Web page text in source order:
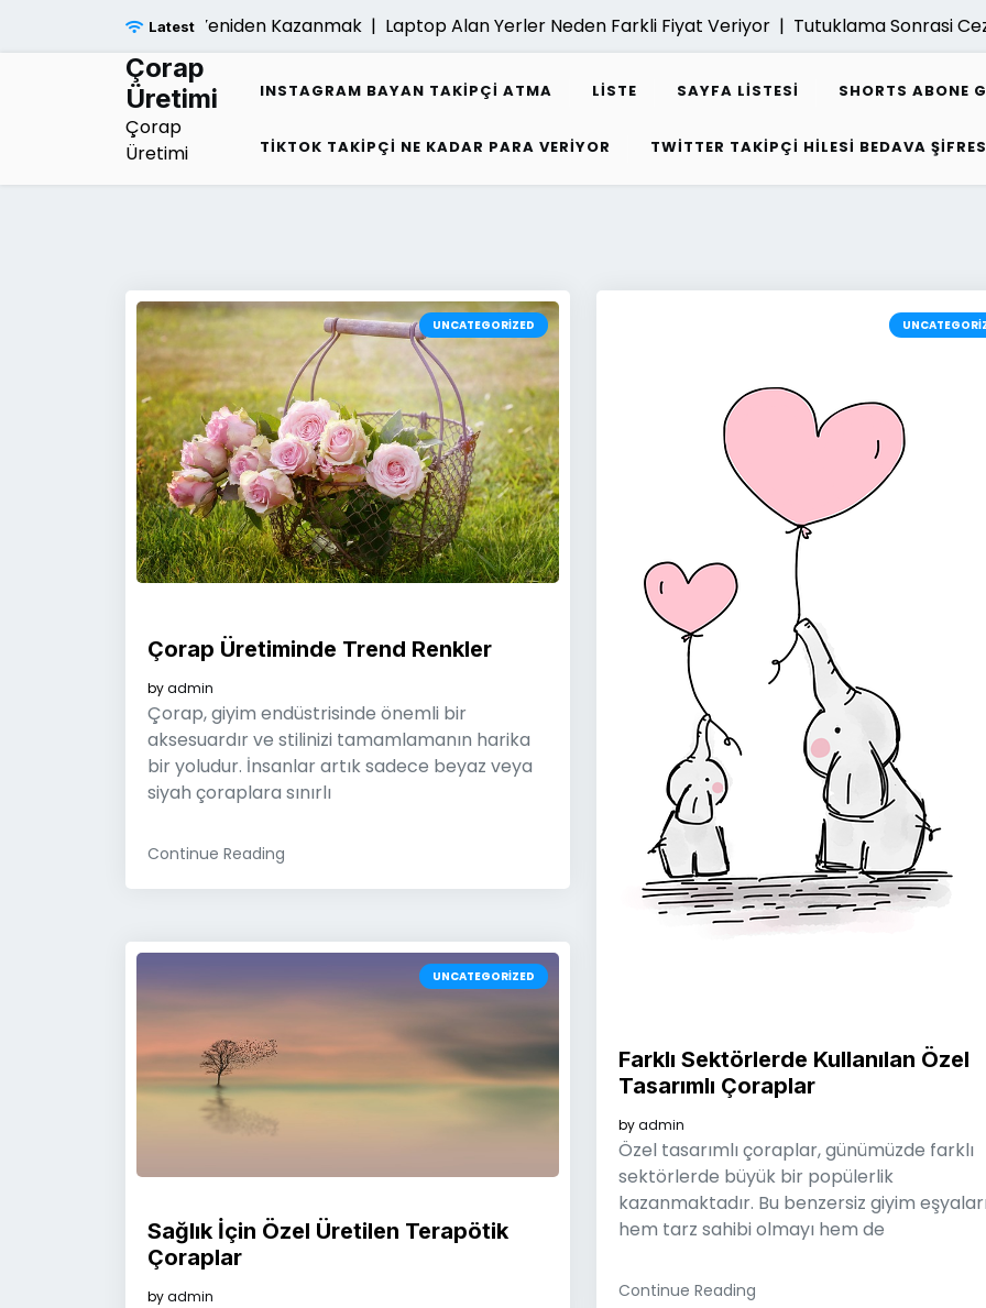
Latest
Sonrasi Umudu Yeniden Kazanmak |Laptop Alan Yerler Neden Farkli Fiyat Veriyor |Tutuklama Sonrasi Ceza
Çorap
Üretimi
Çorap
Üretimi
INSTAGRAM BAYAN TAKIPÇI ATMA LISTE SAYFA LISTESI SHORTS ABONE
TIKTOK TAKIPÇI NE KADAR PARA VERIYOR TWITTER TAKIPÇI HILESI BEDAVA
UNCATEGORIZED
Çorap Üretiminde Trend Renkler
byadmin
Çorap, giyim endüstrisinde önemli bir
aksesuardır ve stilinizi tamamlamanın harika
bir yoludur. İnsanlar artık sadece beyaz veya
siyah çoraplara sınırlı
Continue Reading
Farklı Sektörlerde Kullanılan Özel
Tasarımlı Çoraplar
byadmin
Özel tasarımlı çoraplar, günümüzde farklı
sektörlerde büyük bir popülerlik
kazanmaktadır. Bu benzersiz giyim
hem tarz sahibi olmayı hem de
Continue Reading
UNCATEGORIZED
Sağlık İçin Özel Üretilen Terapötik
Çoraplar
byadmin